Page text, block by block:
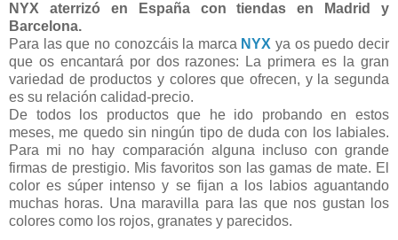
NYX aterrizó en España con tiendas en Madrid y
Barcelona.
Para las que no conozcáis la marca NYX ya os puedo decir
que os encantará por dos razones: La primera es la gran
variedad de productos y colores que ofrecen, y la segunda
es su relación calidad-precio.
De todos los productos que he ido probando en estos
meses, me quedo sin ningún tipo de duda con los labiales.
Para mi no hay comparación alguna incluso con grande
firmas de prestigio. Mis favoritos son las gamas de mate. El
color es súper intenso y se fijan a los labios aguantando
muchas horas. Una maravilla para las que nos gustan los
colores como los rojos, granates y parecidos.